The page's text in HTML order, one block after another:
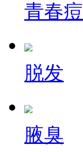
青春痘
脱发
腋臭